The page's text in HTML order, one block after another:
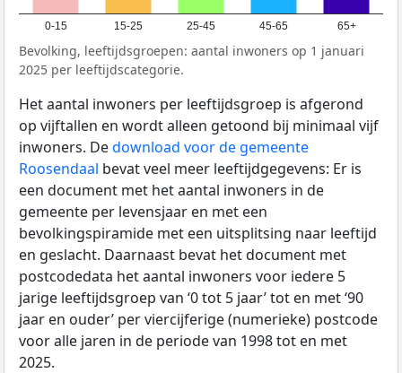
0-15 15-25 25-45 45-65 65+
Bevolking, leeftijdsgroepen: aantal inwoners op 1 januari
2025 per leeftijdscategorie.
Het aantal inwoners per leeftijdsgroep is afgerond
op vijftallen en wordt alleen getoond bij minimaal vijf
inwoners. Dedownload voor de gemeente
Roosendaal bevat veel meer leeftijdgegevens: Er is
een document met het aantal inwoners in de
gemeente per levensjaar en met een
bevolkingspiramide met een uitsplitsing naar leeftijd
en geslacht. Daarnaast bevat het document met
postcodedata het aantal inwoners voor iedere 5
jarige leeftijdsgroep van ‘0 tot 5 jaar’ tot en met ‘90
jaar en ouder’ per viercijferige (numerieke) postcode
voor alle jaren in de periode van 1998 tot en met
2025.